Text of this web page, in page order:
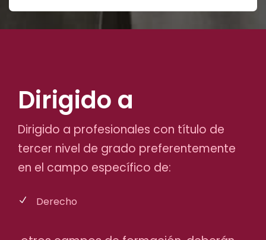
Dirigido a
Dirigido a profesionales con título de
tercer nivel de grado preferentemente
en el campo específico de:
Derecho